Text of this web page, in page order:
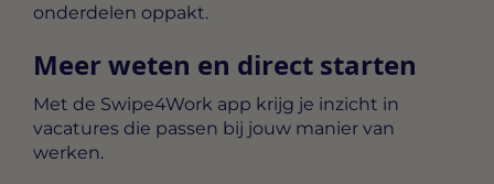
onderdelen oppakt.
Meer weten en direct starten
Met de Swipe4Work app krijg je inzicht in
vacatures die passen bij jouw manier van
werken.